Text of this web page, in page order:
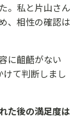
。私と片山さん
、相性の確認は
に齟齬がない
て判断しまし
た後の満足度は